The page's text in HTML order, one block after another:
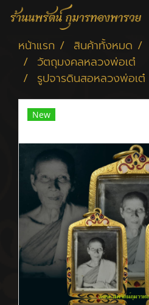
หน้าแรก สินค้าทั้งหมด
วัตถุมงคลหลวงพ่อเต๋
รูปจารดินสอหลวงพ่อเต๋
New